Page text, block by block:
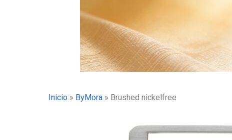
Inicio » ByMora » Brushed nickelfree